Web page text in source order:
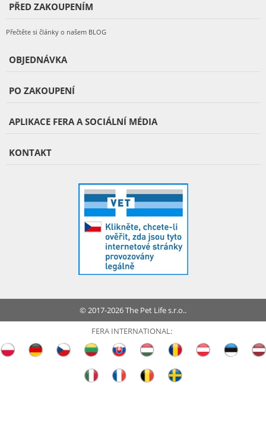
PŘED ZAKOUPENÍM
Přečtěte si články o našem BLOG
OBJEDNÁVKA
PO ZAKOUPENÍ
APLIKACE FERA A SOCIÁLNÍ MÉDIA
KONTAKT
© 2017-2026 The Pet Life s.r.o..
FERA INTERNATIONAL: